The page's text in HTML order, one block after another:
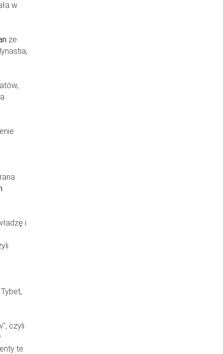
w
ze
.
i
czyli
te